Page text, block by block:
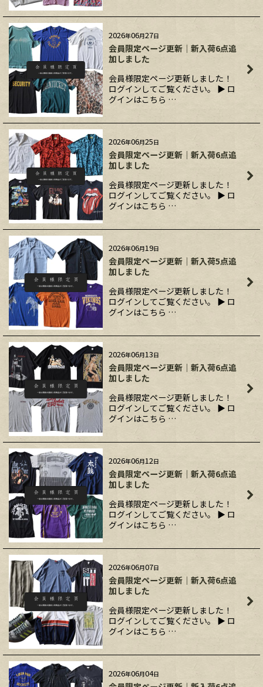
2026年06月27日
会員限定ページ更新｜新入荷6点追
加しました
会員様限定ページ更新しました！
ログインしてご覧ください。 ▶ ロ
グインはこちら …
2026年06月25日
会員限定ページ更新｜新入荷6点追
加しました
会員様限定ページ更新しました！
ログインしてご覧ください。 ▶ ロ
グインはこちら …
2026年06月19日
会員限定ページ更新｜新入荷5点追
加しました
会員様限定ページ更新しました！
ログインしてご覧ください。 ▶ ロ
グインはこちら …
2026年06月13日
会員限定ページ更新｜新入荷6点追
加しました
会員様限定ページ更新しました！
ログインしてご覧ください。 ▶ ロ
グインはこちら …
2026年06月12日
会員限定ページ更新｜新入荷6点追
加しました
会員様限定ページ更新しました！
ログインしてご覧ください。 ▶ ロ
グインはこちら …
2026年06月07日
会員限定ページ更新｜新入荷6点追
加しました
会員様限定ページ更新しました！
ログインしてご覧ください。 ▶ ロ
グインはこちら …
2026年06月04日